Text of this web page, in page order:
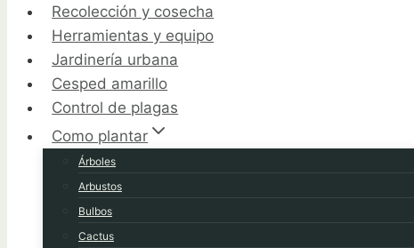
Recolección y cosecha
Herramientas y equipo
Jardinería urbana
Cesped amarillo
Control de plagas
Como plantar
Árboles
Arbustos
Bulbos
Cactus